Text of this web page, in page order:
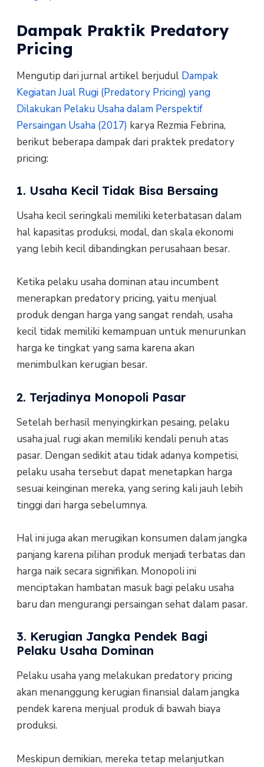
Dampak Praktik Predatory
Pricing
Mengutip dari jurnal artikel berjudulDampak
Kegiatan Jual Rugi (Predatory Pricing) yang
Dilakukan Pelaku Usaha dalam Perspektif
Persaingan Usaha (2017) karya Rezmia Febrina,
berikut beberapa dampak dari praktek predatory
pricing:
1. Usaha Kecil Tidak Bisa Bersaing
Usaha kecil seringkali memiliki keterbatasan dalam
hal kapasitas produksi, modal, dan skala ekonomi
yang lebih kecil dibandingkan perusahaan besar.
Ketika pelaku usaha dominan atau incumbent
menerapkan predatory pricing, yaitu menjual
produk dengan harga yang sangat rendah, usaha
kecil tidak memiliki kemampuan untuk menurunkan
harga ke tingkat yang sama karena akan
menimbulkan kerugian besar.
2. Terjadinya Monopoli Pasar
Setelah berhasil menyingkirkan pesaing, pelaku
usaha jual rugi akan memiliki kendali penuh atas
pasar. Dengan sedikit atau tidak adanya kompetisi,
pelaku usaha tersebut dapat menetapkan harga
sesuai keinginan mereka, yang sering kali jauh lebih
tinggi dari harga sebelumnya.
Hal ini juga akan merugikan konsumen dalam jangka
panjang karena pilihan produk menjadi terbatas dan
harga naik secara signifikan. Monopoli ini
menciptakan hambatan masuk bagi pelaku usaha
baru dan mengurangi persaingan sehat dalam pasar.
3. Kerugian Jangka Pendek Bagi
Pelaku Usaha Dominan
Pelaku usaha yang melakukan predatory pricing
akan menanggung kerugian finansial dalam jangka
pendek karena menjual produk di bawah biaya
produksi.
Meskipun demikian, mereka tetap melanjutkan